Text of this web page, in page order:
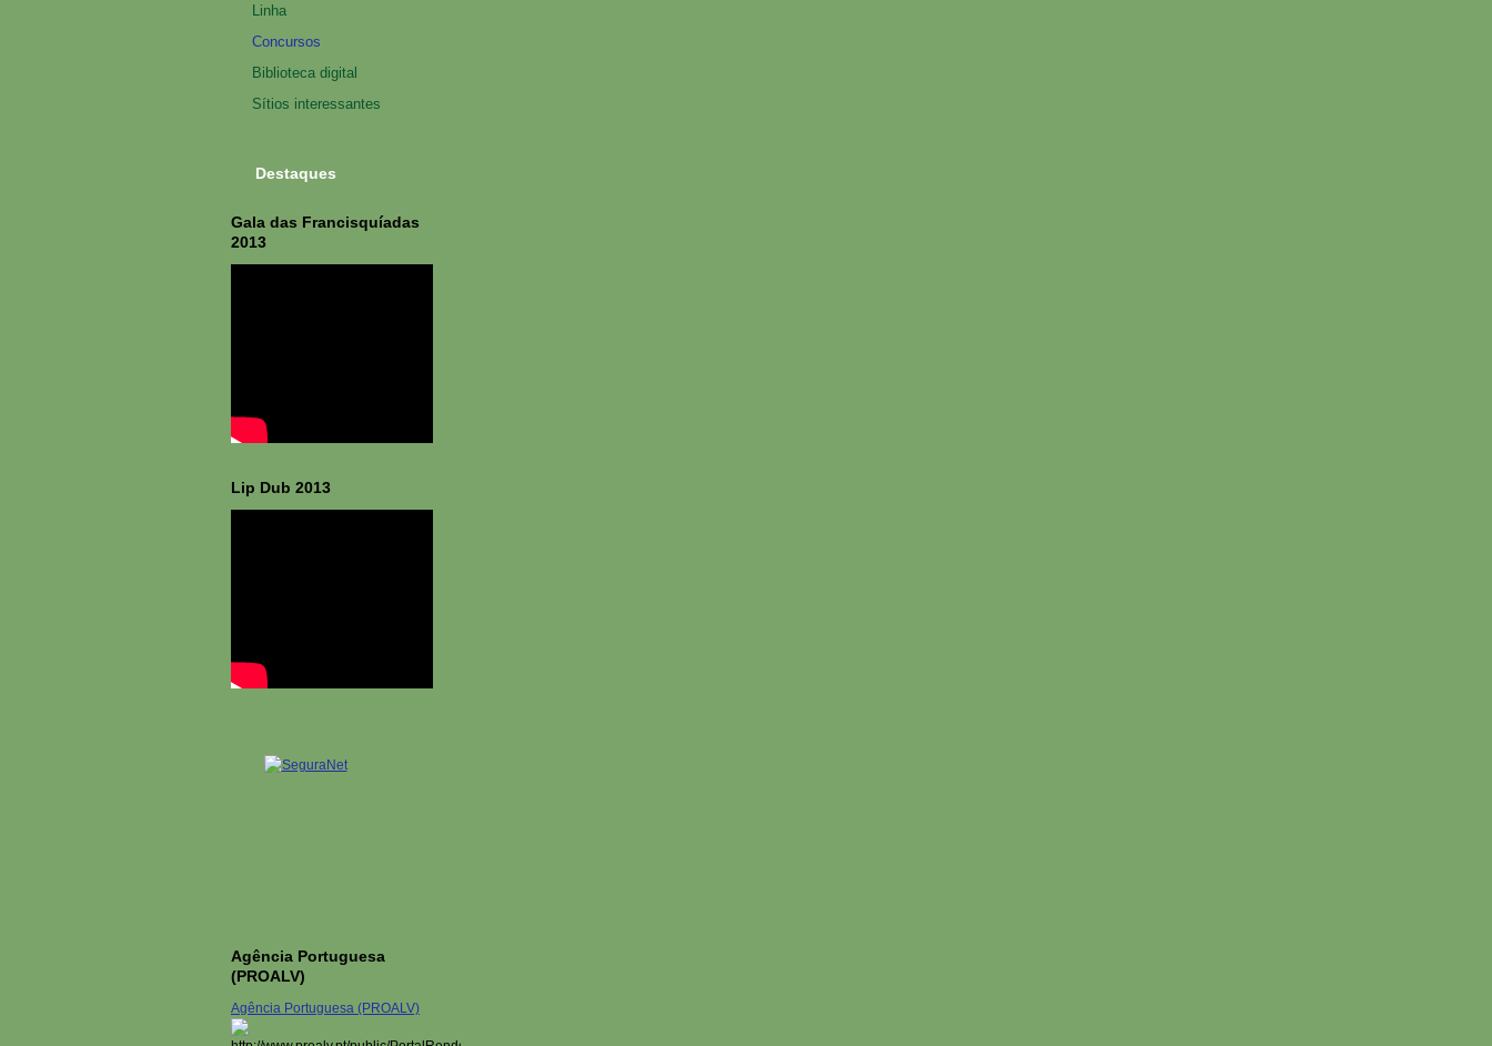
Linha
Concursos
Biblioteca digital
Sítios interessantes
Destaques
Gala das Francisquíadas
2013
Lip Dub 2013
Agência Portuguesa
(PROALV)
Agência Portuguesa (PROALV)